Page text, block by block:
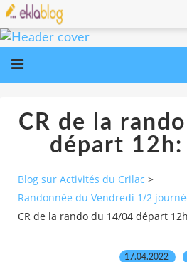
CR de la
départ 12h:
Blog sur Activités du Crilac >
Randonnée du Vendredi 1/2
CR de la rando du 14/04 départ
17.04.2022